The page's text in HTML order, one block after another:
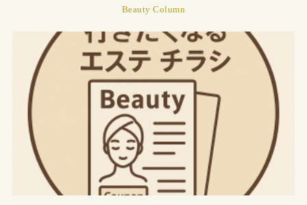
Beauty Column